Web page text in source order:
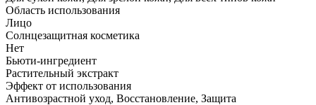
Область использования
Лицо
Солнцезащитная косметика
Нет
Бьюти-ингредиент
Растительный экстракт
Эффект от использования
Антивозрастной уход, Восстановление, Защита